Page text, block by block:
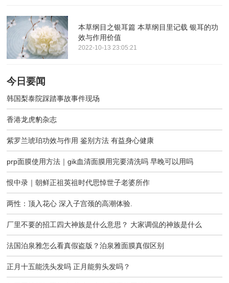
本草纲目之银耳篇 本草纲目里记载 银耳的功
效与作用价值
2022-10-13 23:05:21
今日要闻
韩国梨泰院踩踏事故事件现场
香港龙虎豹杂志
紫罗兰琥珀功效与作用 鉴别方法 有益身心健康
prp面膜使用方法｜gik血清面膜用完要清洗吗 早晚可以用吗
恨中录｜朝鲜正祖英祖时代思悼世子老婆所作
两性：顶入花心 深入子宫颈的高潮体验.
厂里不要的招工四大神族是什么意思？ 大家调侃的神族是什么
法国泊泉雅怎么看真假盗版？泊泉雅面膜真假区别
正月十五能洗头发吗 正月能剪头发吗？